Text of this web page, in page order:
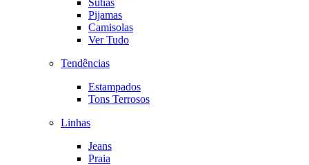
Pijamas
Camisolas
Ver Tudo
Tendências
Estampados
Tons Terrosos
Linhas
Jeans
Praia